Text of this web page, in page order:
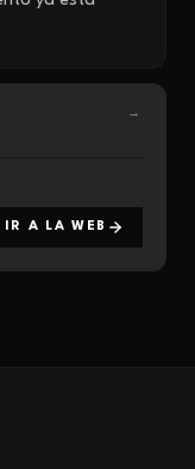
→
IR A LA WEB